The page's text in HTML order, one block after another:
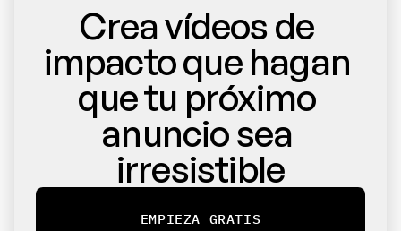
Crea vídeos de
impacto que hagan
que tu próximo
anuncio sea
irresistible
EMPIEZA GRATIS